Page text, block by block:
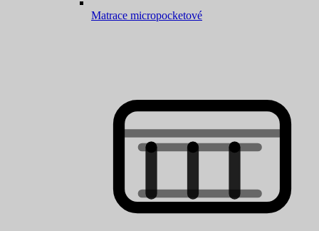
Matrace micropocketové